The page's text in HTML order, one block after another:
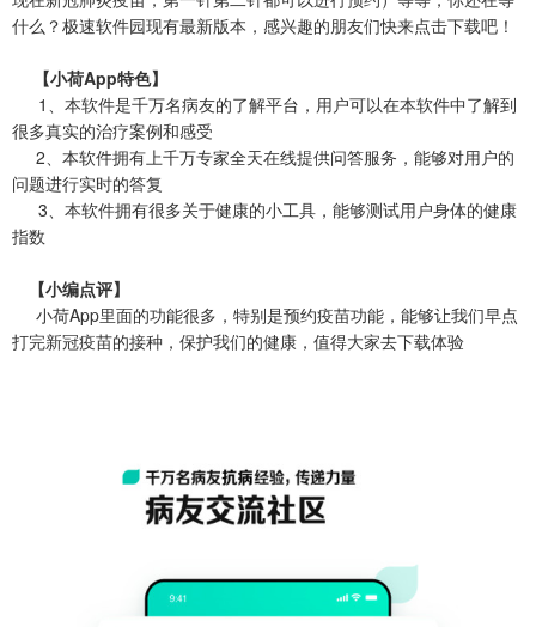
什么？极速软件园现有最新版本，感兴趣的朋友们快来点击下载吧！
【小荷App特色】
1、本软件是千万名病友的了解平台，用户可以在本软件中了解到
很多真实的治疗案例和感受
2、本软件拥有上千万专家全天在线提供问答服务，能够对用户的
问题进行实时的答复
3、本软件拥有很多关于健康的小工具，能够测试用户身体的健康
指数
【小编点评】
小荷App里面的功能很多，特别是预约疫苗功能，能够让我们早点
打完新冠疫苗的接种，保护我们的健康，值得大家去下载体验